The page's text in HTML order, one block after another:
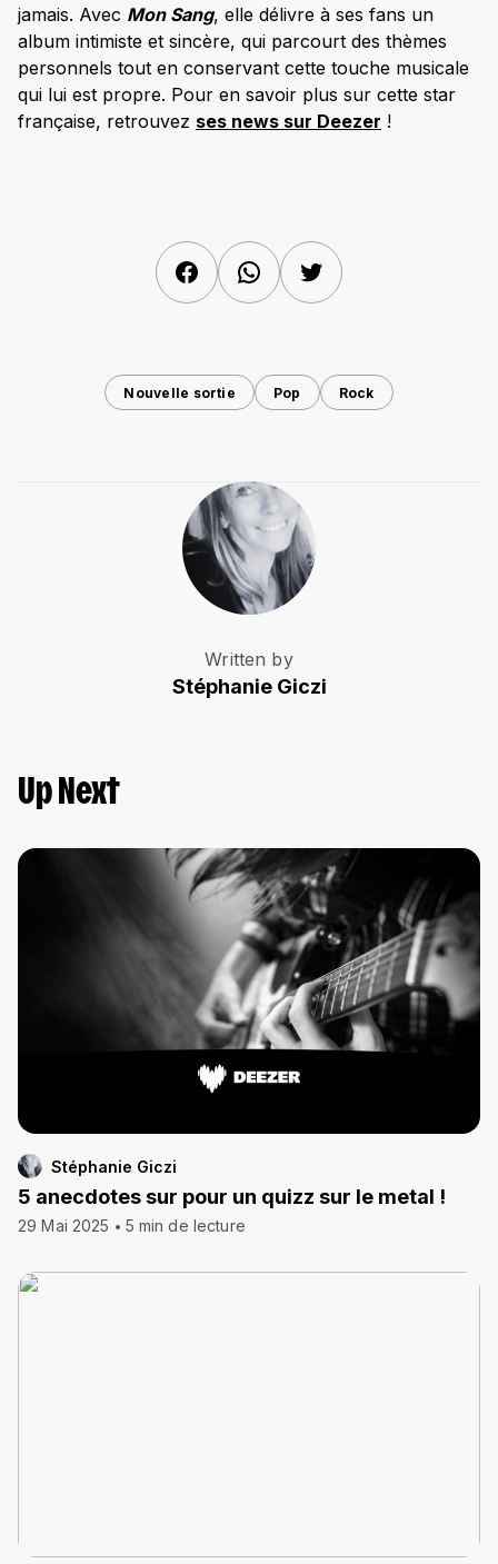
jamais. Avec Mon Sang, elle délivre à ses fans un
album intimiste et sincère, qui parcourt des thèmes
personnels tout en conservant cette touche musicale
qui lui est propre. Pour en savoir plus sur cette star
française, retrouvez ses news sur Deezer !
FacebookWhatsAppTwitter
Nouvelle sortie Pop Rock
Written by
Stéphanie Giczi
Up Next
Stéphanie Giczi
5 anecdotes sur pour un quizz sur le metal !
29 Mai 2025 5 min de lecture